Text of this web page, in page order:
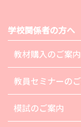
学校関係者の方へ
教材購入のご案内
教員セミナーの
模試のご案内